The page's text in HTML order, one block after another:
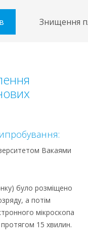
Знищення
Вакаями
було розміщено
а потім
мікроскопа
протягом 15 хвилин.